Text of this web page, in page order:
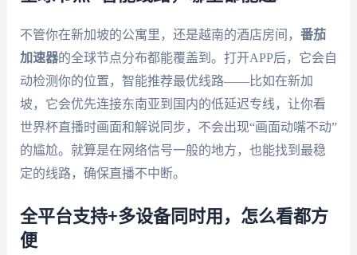
不管你在新加坡的公寓里，还是越南的酒店房间， 番茄
加速器的全球节点分布都能覆盖到。打开APP后，它会自
动检测你的位置，智能推荐最优线路——比如在新加
坡，它会优先连接东南亚到国内的低延迟专线，让你看
世界杯直播时画面和解说同步，不会出现“画面动嘴不动”
的尴尬。就算是在网络信号一般的地方，也能找到最稳
定的线路，确保直播不中断。
全平台支持+多设备同时用，怎么看都方
便